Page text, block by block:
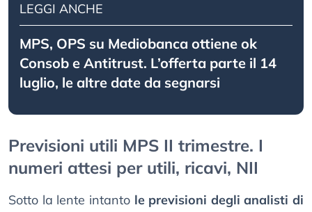
LEGGI ANCHE
MPS, OPS su Mediobanca ottiene ok
Consob e Antitrust. L’offerta parte il 14
luglio, le altre date da segnarsi
Previsioni utili MPS II trimestre. I
numeri attesi per utili, ricavi, NII
Sotto la lente intanto le previsioni degli analisti di